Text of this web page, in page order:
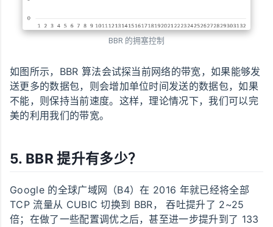
BBR 的拥塞控制
如图所示，BBR 算法会试探当前网络的带宽，如果能够发
送更多的数据包，则会增加单位时间发送的数据包，如果
不能，则保持当前速度。这样，理论情况下，我们可以完
美的利用我们的带宽。
5. BBR 提升有多少？
Google 的全球广域网（B4）在 2016 年就已经将全部
TCP 流量从 CUBIC 切换到 BBR， 吞吐提升了 2~25
倍；在做了一些配置调优之后，甚至进一步提升到了 133